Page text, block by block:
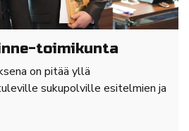
toimikunta
on pitää yllä
sukupolville esitelmien ja